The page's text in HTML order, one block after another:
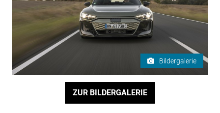
Bildergalerie
ZUR BILDERGALERIE